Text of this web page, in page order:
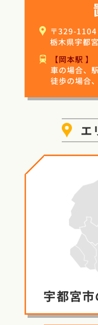
〒329-1104
栃木県宇都
【岡本駅 】
車の場合、
徒歩の場合
エ
宇都宮市